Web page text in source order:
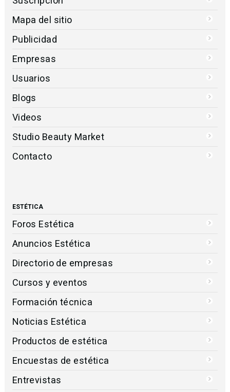
Mapa del sitio
Publicidad
Empresas
Usuarios
Blogs
Videos
Studio Beauty Market
Contacto
ESTÉTICA
Foros Estética
Anuncios Estética
Directorio de empresas
Cursos y eventos
Formación técnica
Noticias Estética
Productos de estética
Encuestas de estética
Entrevistas